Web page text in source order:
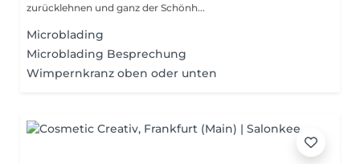
zurücklehnen und ganz der Schönh...
Microblading
Microblading Besprechung
Wimpernkranz oben oder unten